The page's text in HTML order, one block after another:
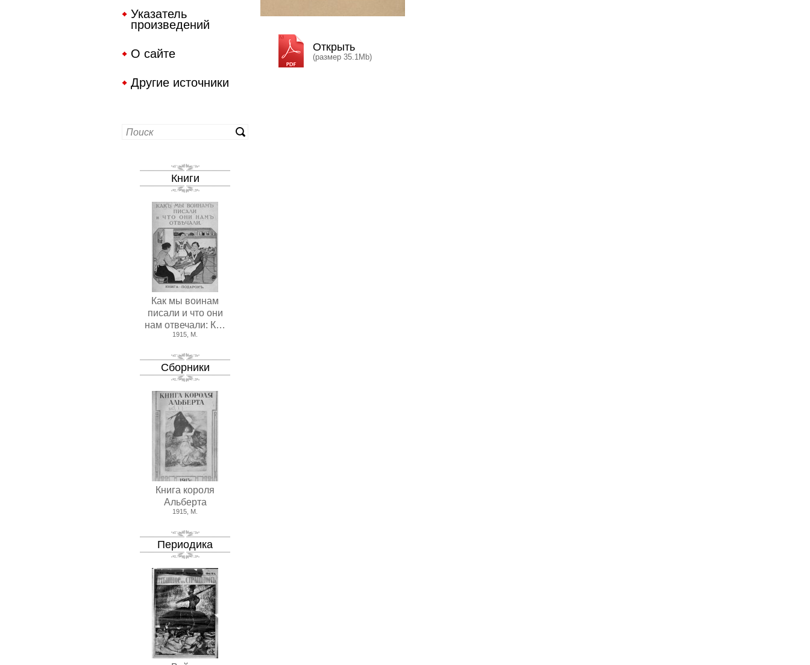
Указатель
произведений
О сайте
Другие источники
Книги
Как мы воинам
писали и что они
нам отвечали: К…
1915, М.
Сборники
Книга короля
Альберта
1915, М.
Периодика
Открыть
(размер 35.1Mb)